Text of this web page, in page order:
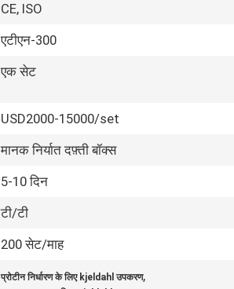
CE, ISO
एटीएन-300
एक सेट
USD2000-15000/set
मानक निर्यात दफ़्ती बॉक्स
5-10 दिन
टी/टी
200 सेट/माह
प्रोटीन निर्धारण के लिए kjeldahl उपकरण,